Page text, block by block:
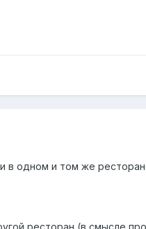
и в одном и том же
ресторан (в смысле